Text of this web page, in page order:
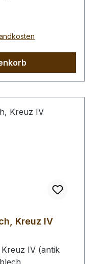
befestigt
Niete hat eine
sich zum
4 mm
wir Ihnen
Kreuz IV
IV (antik